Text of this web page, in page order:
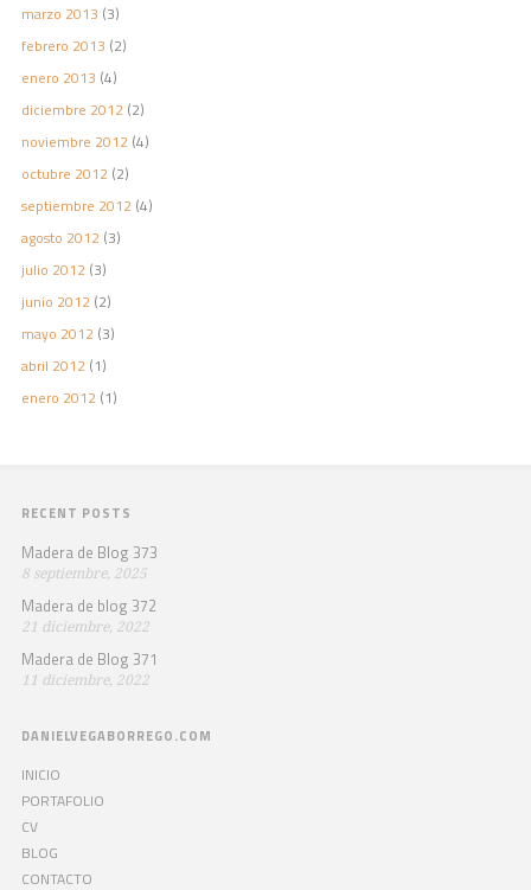
marzo 2013 (3)
febrero 2013 (2)
enero 2013 (4)
diciembre 2012 (2)
noviembre 2012 (4)
octubre 2012 (2)
septiembre 2012 (4)
agosto 2012 (3)
julio 2012 (3)
junio 2012 (2)
mayo 2012 (3)
abril 2012 (1)
enero 2012 (1)
RECENT POSTS
Madera de Blog 373
8 septiembre, 2025
Madera de blog 372
21 diciembre, 2022
Madera de Blog 371
11 diciembre, 2022
DANIELVEGABORREGO.COM
INICIO
PORTAFOLIO
CV
BLOG
CONTACTO